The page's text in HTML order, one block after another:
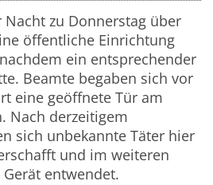
zu Donnerstag über
öffentliche Einrichtung
ein entsprechender
Beamte begaben sich vor
eine geöffnete Tür am
Nach derzeitigem
sich unbekannte Täter hier
und im weiteren
entwendet.